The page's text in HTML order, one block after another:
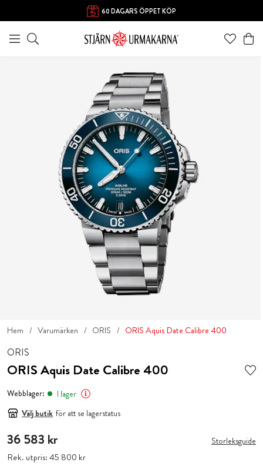
60 DAGARS ÖPPET KÖP
Hem Varumärken ORIS ORIS Aquis Date Calibre 400
ORIS
ORIS Aquis Date Calibre 400
Webblager:
I lager
Välj butik för att se lagerstatus
Pris :36 583 kr
36 583 kr
Rek. utpris:Pris:45 800 kr
45 800 kr
Storleksguide